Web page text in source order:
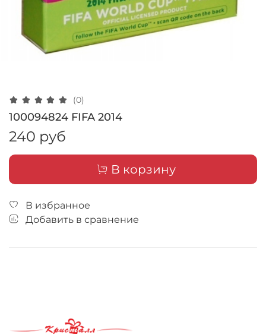
(0)
100094824 FIFA 2014
240 руб
В корзину
В избранное
Добавить в сравнение